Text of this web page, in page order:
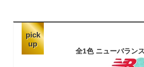
pick
up